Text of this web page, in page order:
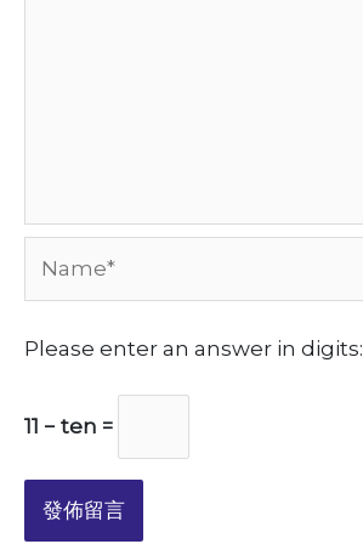
Please enter an answer in digits:
11 − ten =